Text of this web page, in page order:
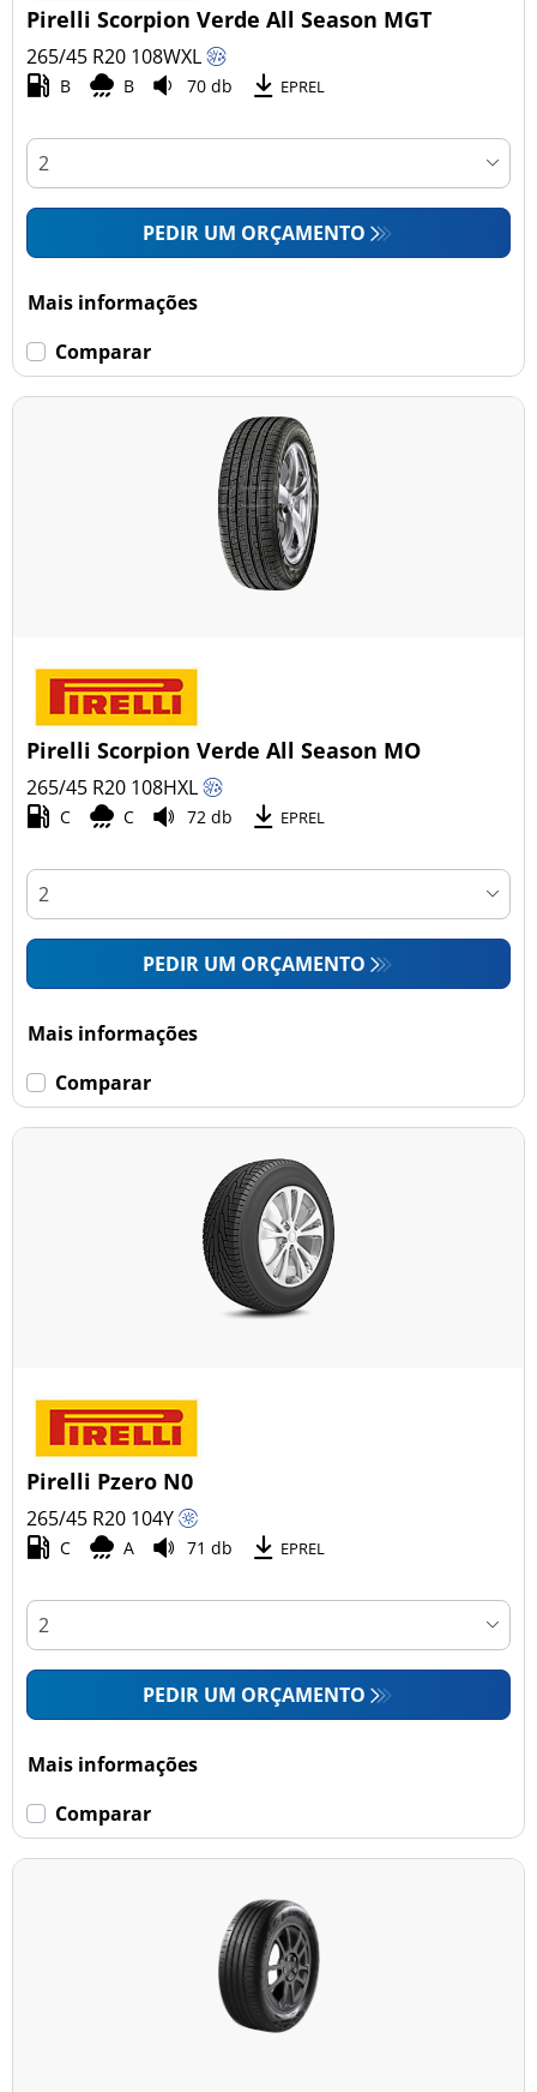
Pirelli Scorpion Verde All Season MGT
265/45 R20 108WXL
B B 70 db EPREL
PEDIR UM ORÇAMENTO
Mais informações
Comparar
Pirelli Scorpion Verde All Season MO
265/45 R20 108HXL
C C 72 db EPREL
PEDIR UM ORÇAMENTO
Mais informações
Comparar
Pirelli Pzero N0
265/45 R20 104Y
C A 71 db EPREL
PEDIR UM ORÇAMENTO
Mais informações
Comparar